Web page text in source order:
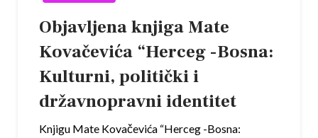
Objavljena knjiga Mate
Kovačevića “Herceg -Bosna:
Kulturni, politički i
državnopravni identitet
Knjigu Mate Kovačevića “Herceg -Bosna: